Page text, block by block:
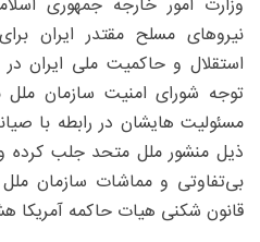
نیروهای مسلح مقتدر ایران
استقلال و حاکمیت ملی ایران
توجه شورای امنیت سازمان
مسئولیت هایشان در رابطه با
ذیل منشور ملل متحد جلب کرده
بی‌تفاوتی و مماشات سازمان
قانون شکنی هیات حاکمه آمریکا